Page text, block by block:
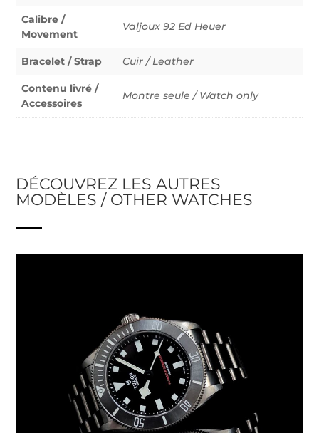
Calibre /
Movement
Valjoux 92 Ed Heuer
Bracelet / Strap Cuir / Leather
Contenu livré /
Accessoires
Montre seule / Watch only
DÉCOUVREZ LES AUTRES
MODÈLES / OTHER WATCHES